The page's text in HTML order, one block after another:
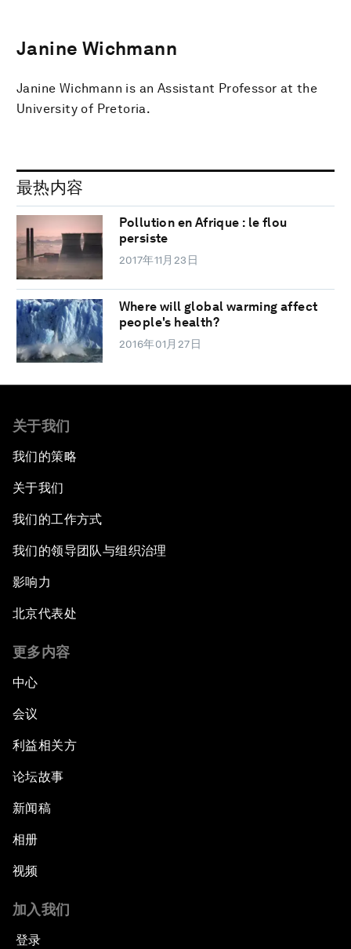
Janine Wichmann
Janine Wichmann is an Assistant Professor at the
University of Pretoria.
最热内容
Pollution en Afrique : le flou
persiste
2017年11月23日
Where will global warming affect
people's health?
2016年01月27日
关于我们
我们的策略
关于我们
我们的工作方式
我们的领导团队与组织治理
影响力
北京代表处
更多内容
中心
会议
利益相关方
论坛故事
新闻稿
相册
视频
加入我们
登录